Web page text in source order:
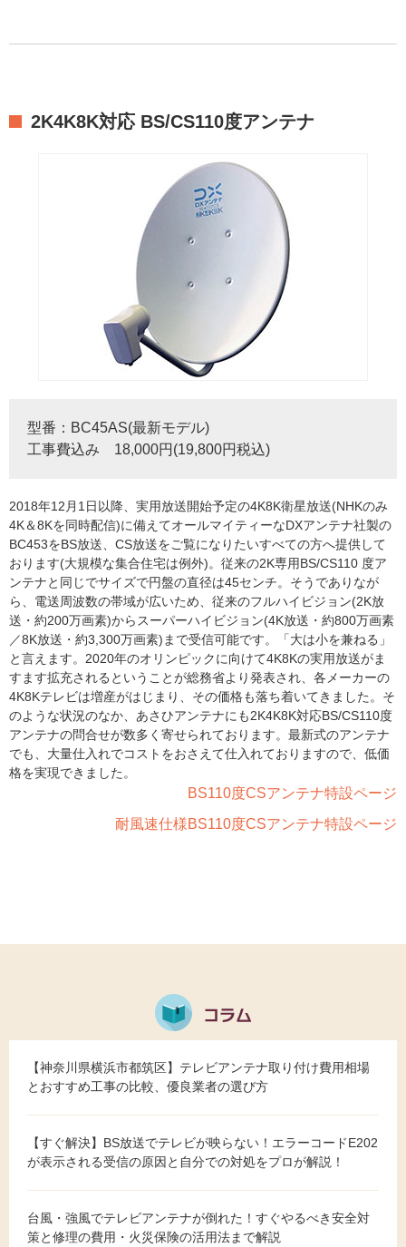
2K4K8K対応 BS/CS110度アンテナ
型番：BC45AS(最新モデル)
工事費込み 18,000円(19,800円税込)
2018年12月1日以降、実用放送開始予定の4K8K衛星放送(NHKのみ
4K＆8Kを同時配信)に備えてオールマイティーなDXアンテナ社製の
BC453をBS放送、CS放送をご覧になりたいすべての方へ提供して
おります(大規模な集合住宅は例外)。従来の2K専用BS/CS110 度ア
ンテナと同じでサイズで円盤の直径は45センチ。そうでありなが
ら、電送周波数の帯域が広いため、従来のフルハイビジョン(2K放
送・約200万画素)からスーパーハイビジョン(4K放送・約800万画素
／8K放送・約3,300万画素)まで受信可能です。「大は小を兼ねる」
と言えます。2020年のオリンピックに向けて4K8Kの実用放送がま
すます拡充されるということが総務省より発表され、各メーカーの
4K8Kテレビは増産がはじまり、その価格も落ち着いてきました。そ
のような状況のなか、あさひアンテナにも2K4K8K対応BS/CS110度
アンテナの問合せが数多く寄せられております。最新式のアンテナ
でも、大量仕入れでコストをおさえて仕入れておりますので、低価
格を実現できました。
BS110度CSアンテナ特設ページ
耐風速仕様BS110度CSアンテナ特設ページ
【神奈川県横浜市都筑区】テレビアンテナ取り付け費用相場
とおすすめ工事の比較、優良業者の選び方
【すぐ解決】BS放送でテレビが映らない！エラーコードE202
が表示される受信の原因と自分での対処をプロが解説！
台風・強風でテレビアンテナが倒れた！すぐやるべき安全対
策と修理の費用・火災保険の活用法まで解説